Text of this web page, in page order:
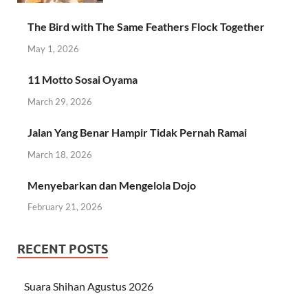
The Bird with The Same Feathers Flock Together
May 1, 2026
11 Motto Sosai Oyama
March 29, 2026
Jalan Yang Benar Hampir Tidak Pernah Ramai
March 18, 2026
Menyebarkan dan Mengelola Dojo
February 21, 2026
RECENT POSTS
Suara Shihan Agustus 2026